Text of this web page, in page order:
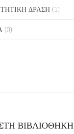
ΔΡΑΣΗ (1)
(0)
ΒΙΒΛΙΟΘΗΚΗ